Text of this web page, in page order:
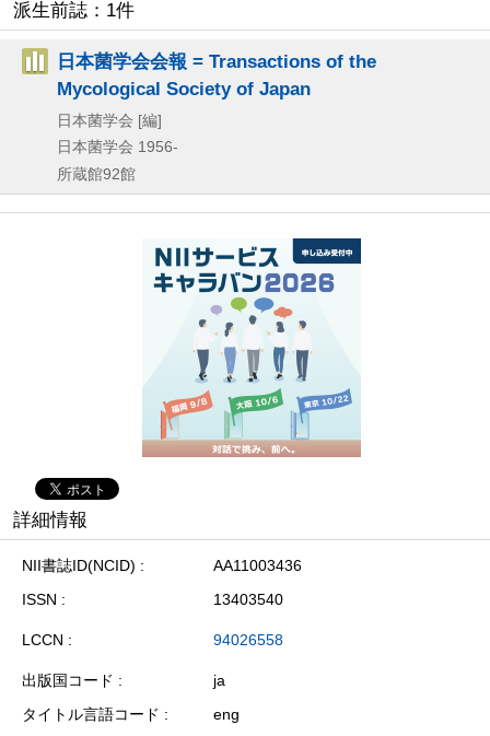
派生前誌：1件
日本菌学会会報 = Transactions of the
Mycological Society of Japan
日本菌学会 [編]
日本菌学会 1956-
所蔵館92館
詳細情報
NII書誌ID(NCID)
AA11003436
ISSN
13403540
LCCN 94026558
出版国コード
ja
タイトル言語コード
eng